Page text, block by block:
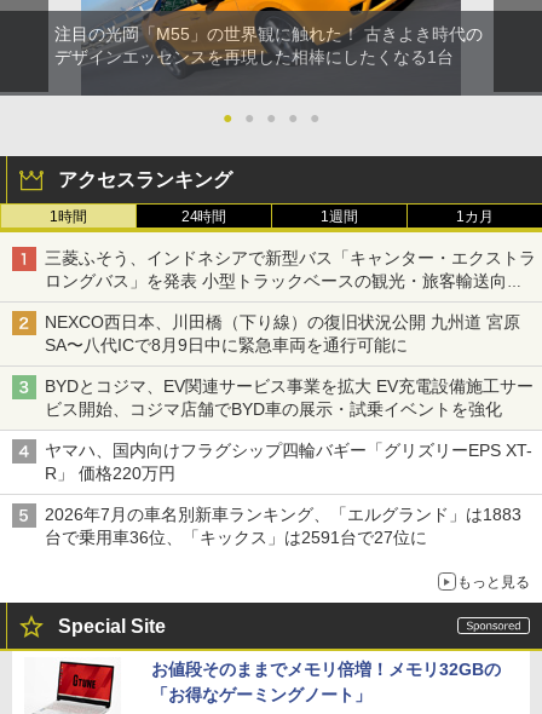
注目の光岡「M55」の世界観に触れた！ 古きよき時代の
デザインエッセンスを再現した相棒にしたくなる1台
● ● ● ● ●
アクセスランキング
1時間 24時間 1週間 1カ月
三菱ふそう、インドネシアで新型バス「キャンター・エクストラ
ロングバス」を発表 小型トラックベースの観光・旅客輸送向け
バス
NEXCO西日本、川田橋（下り線）の復旧状況公開 九州道 宮原
SA〜八代ICで8月9日中に緊急車両を通行可能に
BYDとコジマ、EV関連サービス事業を拡大 EV充電設備施工サー
ビス開始、コジマ店舗でBYD車の展示・試乗イベントを強化
ヤマハ、国内向けフラグシップ四輪バギー「グリズリーEPS XT-
R」 価格220万円
2026年7月の車名別新車ランキング、「エルグランド」は1883
台で乗用車36位、「キックス」は2591台で27位に
もっと見る
Special Site
お値段そのままでメモリ倍増！メモリ32GBの
「お得なゲーミングノート」